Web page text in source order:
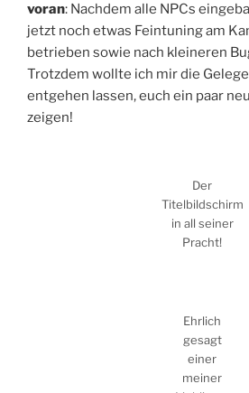
voran: Nachdem alle NPCs
jetzt noch etwas Feintuning am
betrieben sowie nach kleineren
Trotzdem wollte ich mir die
entgehen lassen, euch ein paar
zeigen!
Der
Titelbildschirm
in all seiner
Pracht!
Ehrlich
gesagt
einer
meiner